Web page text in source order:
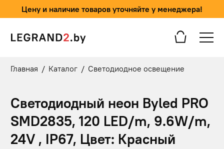
Цену и наличие товаров уточняйте у менеджера!
Главная / Каталог / Светодиодное освещение
Светодиодный неон Byled PRO
SMD2835, 120 LED/m, 9.6W/m,
24V , IP67, Цвет: Красный